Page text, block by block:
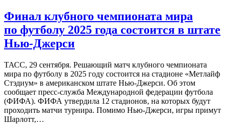
Финал клубного чемпионата мира
по футболу 2025 года состоится в штате
Нью-Джерси
ТАСС, 29 сентября. Решающий матч клубного чемпионата
мира по футболу в 2025 году состоится на стадионе «Метлайф
Стэдиум» в американском штате Нью-Джерси. Об этом
сообщает пресс-служба Международной федерации футбола
(ФИФА). ФИФА утвердила 12 стадионов, на которых будут
проходить матчи турнира. Помимо Нью-Джерси, игры примут
Шарлотт,…